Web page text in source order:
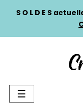
S O L D E S
Basculer
☰